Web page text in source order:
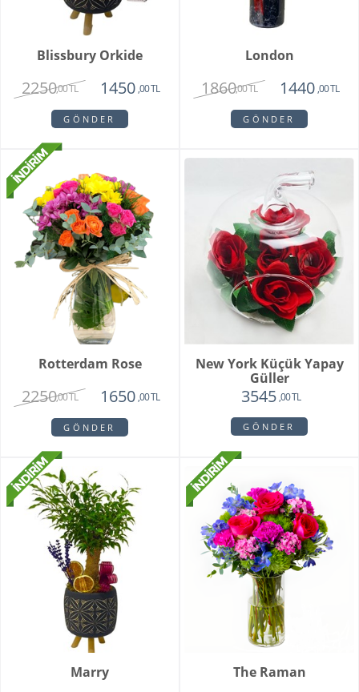
Blissbury Orkide
2250,00 TL 1450 ,00 TL
GÖNDER
London
1860,00 TL 1440 ,00 TL
GÖNDER
Rotterdam Rose
2250,00 TL 1650 ,00 TL
GÖNDER
New York Küçük Yapay
Güller
3545 ,00 TL
GÖNDER
Marry The Raman